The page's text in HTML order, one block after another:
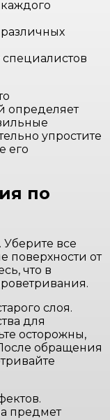
определяет
упростите
его
по
Уберите все
поверхности от
что в
слоя.
для
осторожны,
обращения
предмет